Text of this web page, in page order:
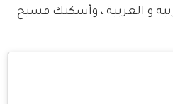
و العربية ، وأسكنك فسيح